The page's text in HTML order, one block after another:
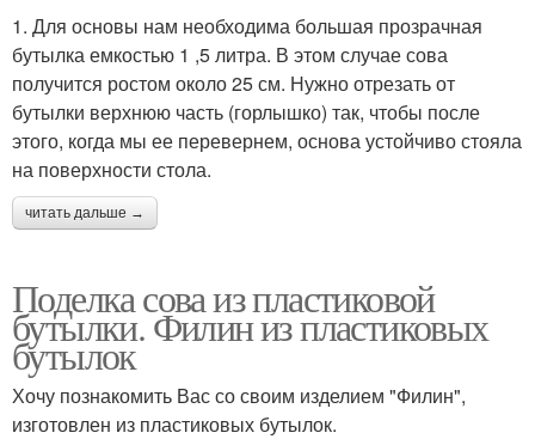
1. Для основы нам необходима большая прозрачная
бутылка емкостью 1 ,5 литра. В этом случае сова
получится ростом около 25 см. Нужно отрезать от
бутылки верхнюю часть (горлышко) так, чтобы после
этого, когда мы ее перевернем, основа устойчиво стояла
на поверхности стола.
читать дальше →
Поделка сова из пластиковой
бутылки. Филин из пластиковых
бутылок
Хочу познакомить Вас со своим изделием "Филин",
изготовлен из пластиковых бутылок.